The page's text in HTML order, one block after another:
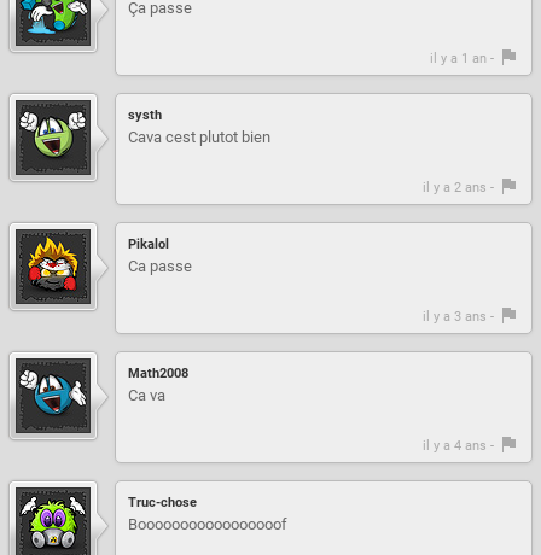
Ça passe
il y a 1 an -
systh
Cava cest plutot bien
il y a 2 ans -
Pikalol
Ca passe
il y a 3 ans -
Math2008
Ca va
il y a 4 ans -
Truc-chose
Booooooooooooooooof